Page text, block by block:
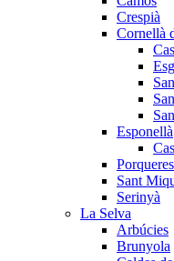
Crespià
Cornellà
Esponellà
Porqueres
Sant
Serinyà
La Selva
Arbúcies
Brunyola